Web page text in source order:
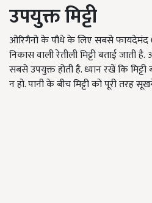
उपयुक्त मिट्टी
ओरिगैनो के पौधे के लिए सबसे फायदेमंद
निकास वाली रेतीली मिट्टी बताई जाती
सबसे उपयुक्त होती है. ध्यान रखें कि
न हो. पानी के बीच मिट्टी को पूरी तरह